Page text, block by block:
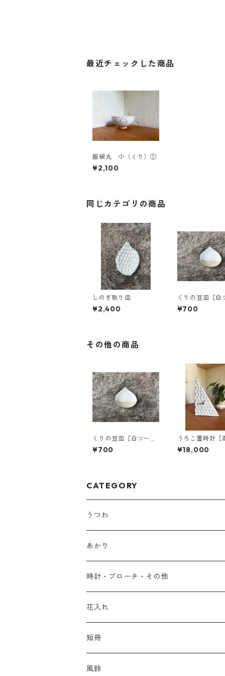
最近チェックした商品
飯碗丸 小（くり）②
¥2,100
同じカテゴリの商品
しのぎ取り皿
¥2,400
くりの豆皿［白
ンカラー］
¥700
その他の商品
くりの豆皿［白ツート
ンカラー］
¥700
うろこ置時計［
6.5センチ］
¥18,000
CATEGORY
うつわ
あかり
時計・ブローチ・その他
花入れ
短冊
風鈴